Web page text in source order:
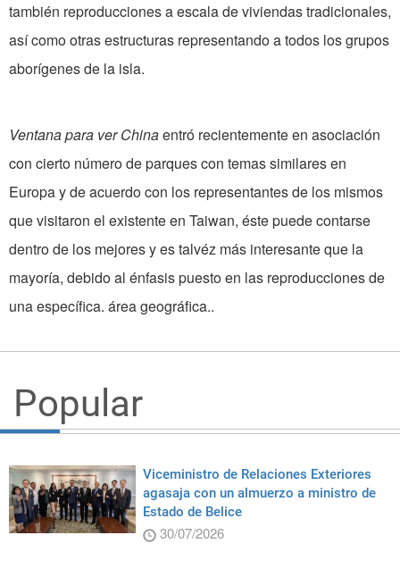
también reproducciones a escala de viviendas tradicionales,
así como otras estructuras representando a todos los grupos
aborígenes de la isla.
Ventana para ver Chinaentró recientemente en asociación
con cierto número de parques con temas similares en
Europa y de acuerdo con los representantes de los mismos
que visitaron el existente en Taiwan, éste puede contarse
dentro de los mejores y es talvéz más interesante que la
mayoría, debido al énfasis puesto en las reproducciones de
una específica. área geográfica..
Popular
Viceministro de Relaciones Exteriores
agasaja con un almuerzo a ministro de
Estado de Belice
30/07/2026